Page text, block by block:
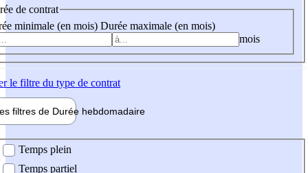
de contrat
minimale (en mois) Durée maximale (en mois)
mois
le filtre du type de contrat
filtres de Durée hebdomadaire
Temps plein
Temps partiel